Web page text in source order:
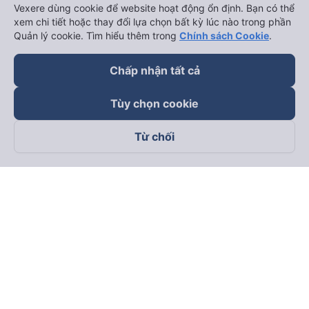
Theo dõi chúng tôi trên
Vexere dùng cookie để website hoạt động ổn định. Bạn có thể
xem chi tiết hoặc thay đổi lựa chọn bất kỳ lúc nào trong phần
Quản lý cookie. Tìm hiểu thêm trong Chính sách Cookie.
Chấp nhận tất cả
Tùy chọn cookie
Từ chối